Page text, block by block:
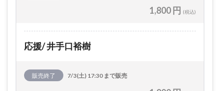
1,800 円 (税込)
応援/ 井手口裕樹
販売終了 7/3(土) 17:30 まで販売